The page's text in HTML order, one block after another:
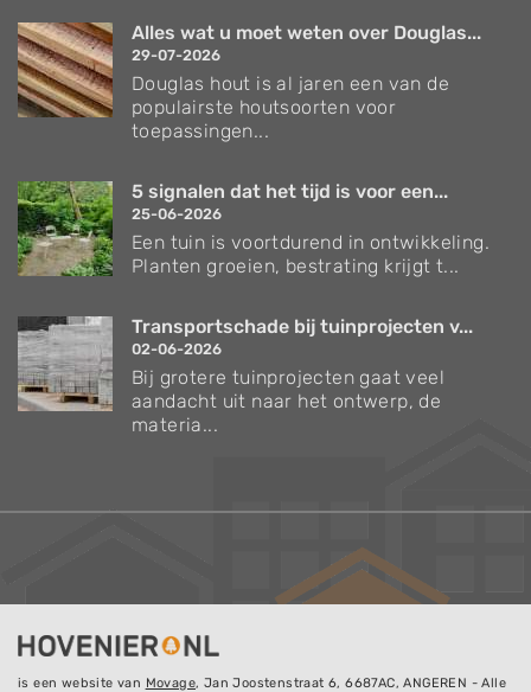
Alles wat u moet weten over Douglas...
29-07-2026
Douglas hout is al jaren een van de
populairste houtsoorten voor
toepassingen...
5 signalen dat het tijd is voor een...
25-06-2026
Een tuin is voortdurend in ontwikkeling.
Planten groeien, bestrating krijgt t...
Transportschade bij tuinprojecten v...
02-06-2026
Bij grotere tuinprojecten gaat veel
aandacht uit naar het ontwerp, de
materia...
is een website van Movage, Jan Joostenstraat 6, 6687AC, ANGEREN - Alle